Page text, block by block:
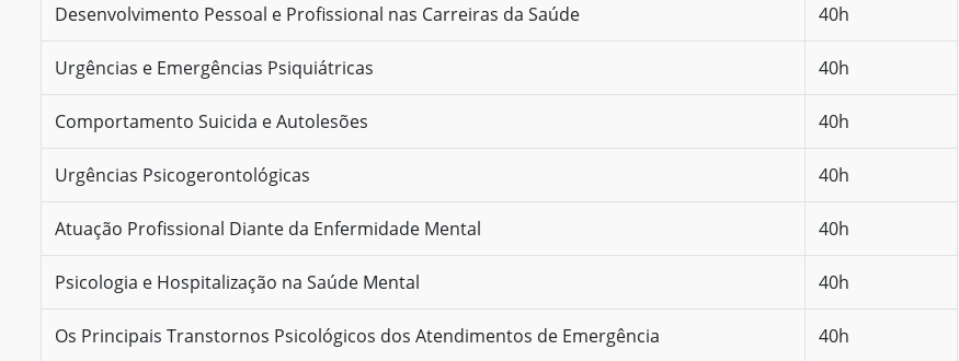
Desenvolvimento Pessoal e Profissional nas Carreiras da Saúde 40h
Urgências e Emergências Psiquiátricas 40h
Comportamento Suicida e Autolesões 40h
Urgências Psicogerontológicas 40h
Atuação Profissional Diante da Enfermidade Mental 40h
Psicologia e Hospitalização na Saúde Mental 40h
Os Principais Transtornos Psicológicos dos Atendimentos de Emergência 40h